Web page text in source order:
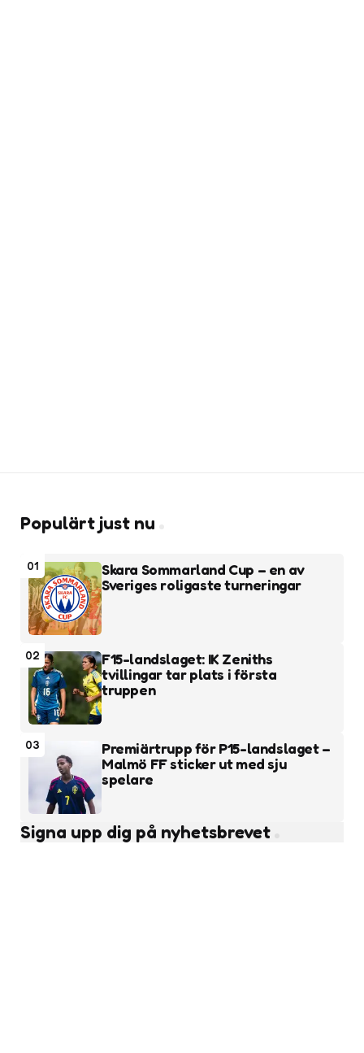
Populärt just nu
01
Skara Sommarland Cup – en av
Sveriges roligaste turneringar
02
F15-landslaget: IK Zeniths
tvillingar tar plats i första
truppen
03
Premiärtrupp för P15-landslaget –
Malmö FF sticker ut med sju
spelare
Signa upp dig på nyhetsbrevet